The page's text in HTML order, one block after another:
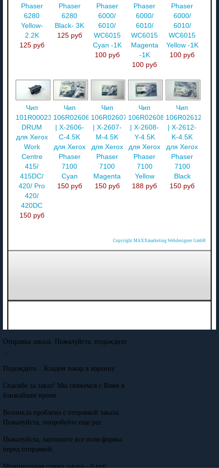
Phaser
6280
Yellow-
2.2K
125 руб
Phaser
6280
Black- 3K
125 руб
Phaser
6000/
6010/
WC6015
Cyan -1K
100 руб
Phaser
6000/
6010/
WC6015
Magenta
-1K
100 руб
Phaser
6000/
6010/
WC6015
Yellow -1K
100 руб
Чип
101R00023
DRUM
для Xerox
Work
Centre
415/
415DC/
420/ Pro
420/
420DC
150 руб
Чип
106R02606
| X-2606-
C-4.5K
для Xerox
Phaser
7100
Cyan
150 руб
Чип
106R02607
| X-2607-
M-4.5K
для Xerox
Phaser
7100
Magenta
150 руб
Чип
106R02608
| X-2608-
Y-4.5K
для Xerox
Phaser
7100
Yellow
188 руб
Чип
106R02612
| X-2612-
K-4.5K
для Xerox
Phaser
7100
Black
150 руб
Copyright MAXXmarketing Webdesigner GmbH
Отправка заказа. Пожалуйста, подождите
...
Подождите... Кладем товар в корзину
Спасибо за заказ! Мы свяжемся с Вами в
ближайшее время
Возникла проблема с отправкой заказа.
Пожалуйста, попробуйте еще раз.
Пожалуйста, заполните все поля формы
перед отправкой.
Минимальная сумма заказа - 0 руб.